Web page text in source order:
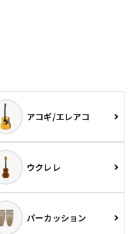
アコギ/エレアコ
ウクレレ
パーカッション